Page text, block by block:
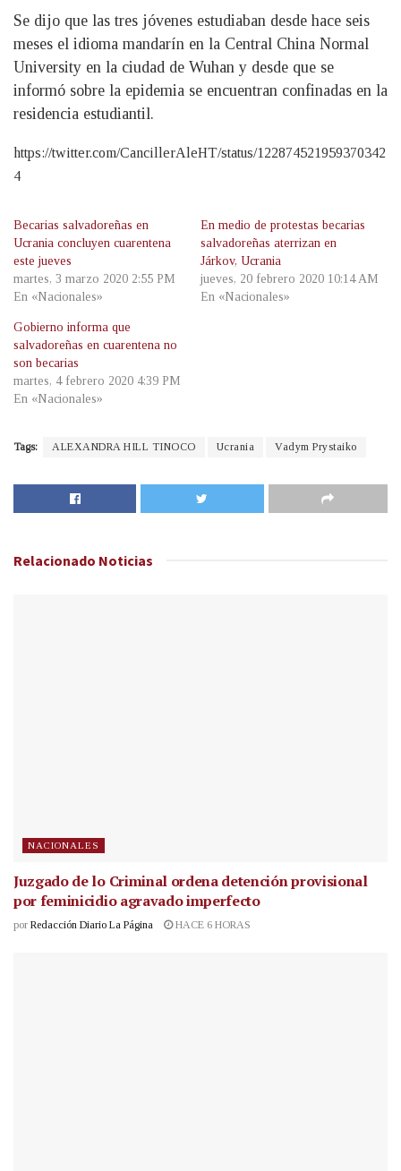
Se dijo que las tres jóvenes estudiaban desde hace seis
meses el idioma mandarín en la Central China Normal
University en la ciudad de Wuhan y desde que se
informó sobre la epidemia se encuentran confinadas en la
residencia estudiantil.
https://twitter.com/CancillerAleHT/status/122874521959370342
4
Becarias salvadoreñas en
Ucrania concluyen cuarentena
este jueves
martes, 3 marzo 2020 2:55 PM
En «Nacionales»
En medio de protestas becarias
salvadoreñas aterrizan en
Járkov, Ucrania
jueves, 20 febrero 2020 10:14 AM
En «Nacionales»
Gobierno informa que
salvadoreñas en cuarentena no
son becarias
martes, 4 febrero 2020 4:39 PM
En «Nacionales»
Tags: ALEXANDRA HILL TINOCO Ucrania Vadym Prystaiko
Relacionado Noticias
NACIONALES
Juzgado de lo Criminal ordena detención provisional
por feminicidio agravado imperfecto
por Redacción Diario La Página HACE 6 HORAS